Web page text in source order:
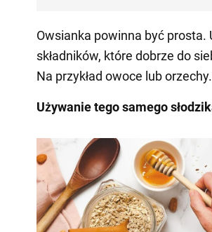
Owsianka powinna być prosta.
składników, które dobrze do
Na przykład owoce lub orzechy.
Używanie tego samego